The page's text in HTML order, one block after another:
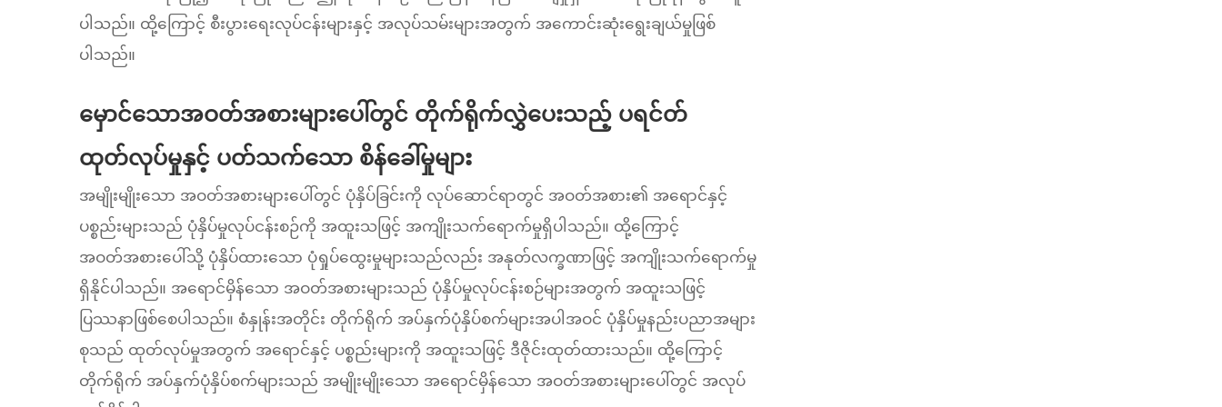
ပါသည်။ ထို့ကြောင့် စီးပွားရေးလုပ်ငန်းများနှင့် အလုပ်သမ်းများအတွက် အကောင်းဆုံးရွေးချယ်မှုဖြစ်
ပါသည်။
မှောင်သောအဝတ်အစားများပေါ်တွင် တိုက်ရိုက်လွှဲပေးသည့် ပရင်တ်
ထုတ်လုပ်မှုနှင့် ပတ်သက်သော စိန်ခေါ်မှုများ
အမျိုးမျိုးသော အဝတ်အစားများပေါ်တွင် ပုံနှိပ်ခြင်းကို လုပ်ဆောင်ရာတွင် အဝတ်အစား၏ အရောင်နှင့်
ပစ္စည်းများသည် ပုံနှိပ်မှုလုပ်ငန်းစဉ်ကို အထူးသဖြင့် အကျိုးသက်ရောက်မှုရှိပါသည်။ ထို့ကြောင့်
အဝတ်အစားပေါ်သို့ ပုံနှိပ်ထားသော ပုံရှုပ်ထွေးမှုများသည်လည်း အနုတ်လက္ခဏာဖြင့် အကျိုးသက်ရောက်မှု
ရှိနိုင်ပါသည်။ အရောင်မှိန်သော အဝတ်အစားများသည် ပုံနှိပ်မှုလုပ်ငန်းစဉ်များအတွက် အထူးသဖြင့်
ပြဿနာဖြစ်စေပါသည်။ စံနှုန်းအတိုင်း တိုက်ရိုက် အပ်နှက်ပုံနှိပ်စက်များအပါအဝင် ပုံနှိပ်မှုနည်းပညာအများ
စုသည် ထုတ်လုပ်မှုအတွက် အရောင်နှင့် ပစ္စည်းများကို အထူးသဖြင့် ဒီဇိုင်းထုတ်ထားသည်။ ထို့ကြောင့်
တိုက်ရိုက် အပ်နှက်ပုံနှိပ်စက်များသည် အမျိုးမျိုးသော အရောင်မှိန်သော အဝတ်အစားများပေါ်တွင် အလုပ်